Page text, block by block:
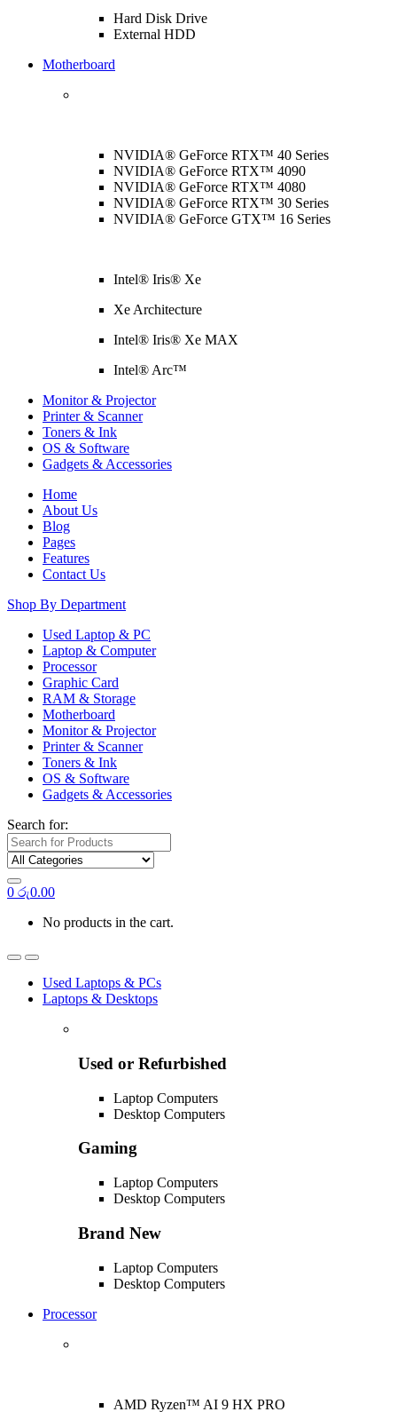
Hard Disk Drive
External HDD
Motherboard
NVIDIA® GeForce RTX™ 40 Series
NVIDIA® GeForce RTX™ 4090
NVIDIA® GeForce RTX™ 4080
NVIDIA® GeForce RTX™ 30 Series
NVIDIA® GeForce GTX™ 16 Series
Intel® Iris® Xe
Xe Architecture
Intel® Iris® Xe MAX
Intel® Arc™
Monitor & Projector
Printer & Scanner
Toners & Ink
OS & Software
Gadgets & Accessories
Home
About Us
Blog
Pages
Features
Contact Us
Shop By Department
Used Laptop & PC
Laptop & Computer
Processor
Graphic Card
RAM & Storage
Motherboard
Monitor & Projector
Printer & Scanner
Toners & Ink
OS & Software
Gadgets & Accessories
Search for:
0 රු0.00
No products in the cart.
Used Laptops & PCs
Laptops & Desktops
Used or Refurbished
Laptop Computers
Desktop Computers
Gaming
Laptop Computers
Desktop Computers
Brand New
Laptop Computers
Desktop Computers
Processor
AMD Ryzen™ AI 9 HX PRO